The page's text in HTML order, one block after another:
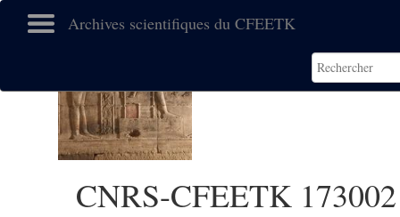
Archives scientifiques du CFEETK
CNRS-CFEETK 173002